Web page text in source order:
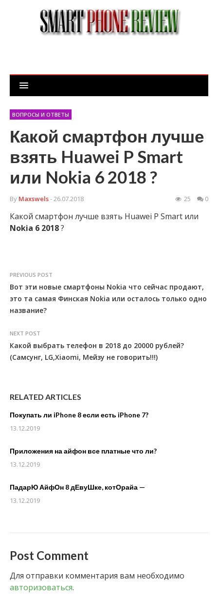
ВОПРОСЫ И ОТВЕТЫ
Какой смартфон лучше
взять Huawei P Smart
или Nokia 6 2018 ?
By Maxswels- 26.07.2018 25 0
Какой смартфон лучше взять Huawei P Smart или
Nokia 6 2018?
PREVIOUS POST
Вот эти новые смартфоны Nokia что сейчас продают,
это та самая Финская Nokia или осталось только одно
название?
NEXT POST
Какой выбрать телефон в 2018 до 20000 рублей?
(Самсунг, LG,Xiaomi, Мейзу не говорить!!!)
RELATED ARTICLES
Покупать ли iPhone 8 если есть iPhone 7?
13.12.2019
Приложения на айфон все платные что ли?
13.12.2019
ПадарЮ АйфОн 8 дЕвуШке, котОрайа —
13.12.2019
Post Comment
Для отправки комментария вам необходимо
авторизоваться.